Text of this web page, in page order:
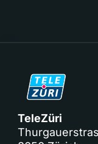
TeleZüri